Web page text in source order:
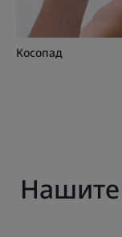
Косопад